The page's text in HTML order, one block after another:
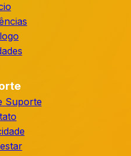
Suporte